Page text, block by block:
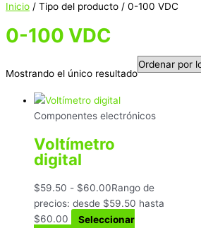
Inicio / Tipo del producto / 0-100 VDC
0-100 VDC
Mostrando el único resultado
Componentes electrónicos
Voltímetro
digital
$59.50 - $60.00Rango de
precios: desde $59.50 hasta
$60.00
Seleccionar